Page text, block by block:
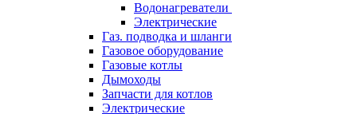
Водонагреватели
Электрические
Газ. подводка и шланги
Газовое оборудование
Газовые котлы
Дымоходы
Запчасти для котлов
Электрические